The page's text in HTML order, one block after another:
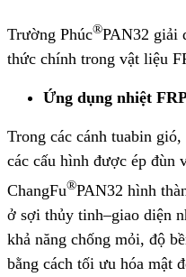
Trường Phúc®PAN32 giải
thức chính trong vật liệu
Ứng dụng nhiệt
Trong các cánh tuabin gió,
các cấu hình được ép đùn
ChangFu®PAN32 hình
ở sợi thủy tinh–giao diện
khả năng chống mỏi, độ
bằng cách tối ưu hóa mật